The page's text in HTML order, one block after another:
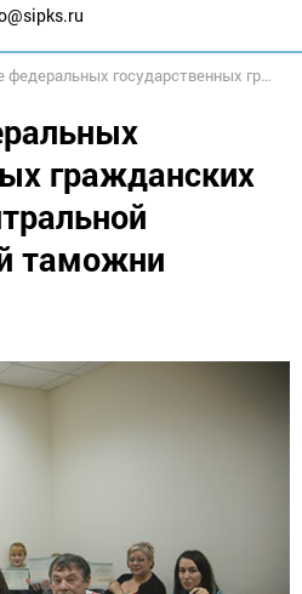
государственных гражданских служащих Центральной энергетической таможни
гражданских
таможни